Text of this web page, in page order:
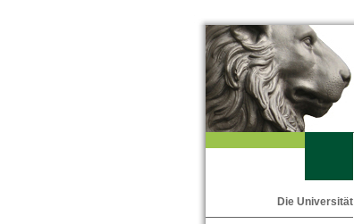
Die Universität